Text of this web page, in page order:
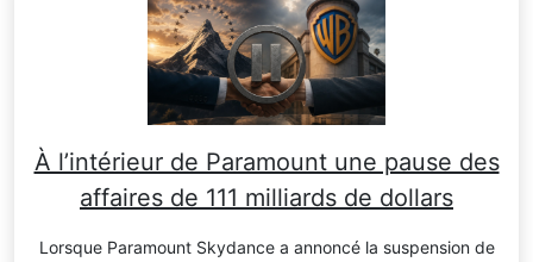
À l’intérieur de Paramount une pause des
affaires de 111 milliards de dollars
Lorsque Paramount Skydance a annoncé la suspension de